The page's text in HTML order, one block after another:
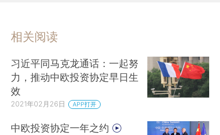
相关阅读
习近平同马克龙通话：一起努
力，推动中欧投资协定早日生
效
2021年02月26日 APP打开
中欧投资协定一年之约